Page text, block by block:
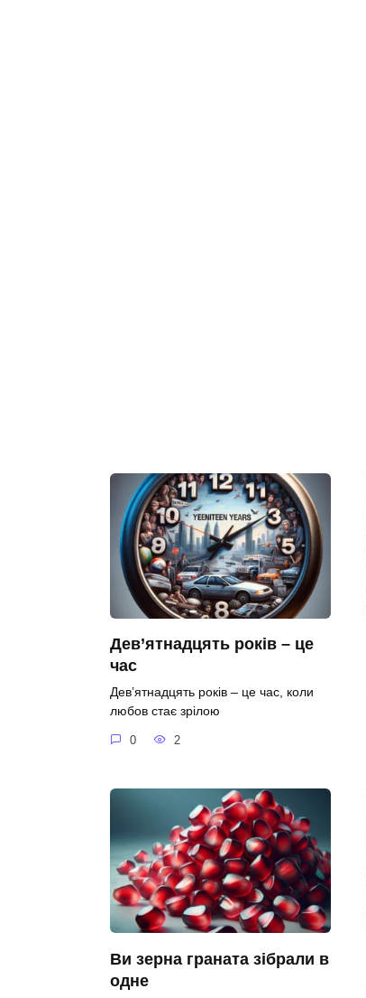
Дев’ятнадцять років – це
час
Дев’ятнадцять років – це час, коли
любов стає зрілою
0 2
Ви зерна граната зібрали в
одне